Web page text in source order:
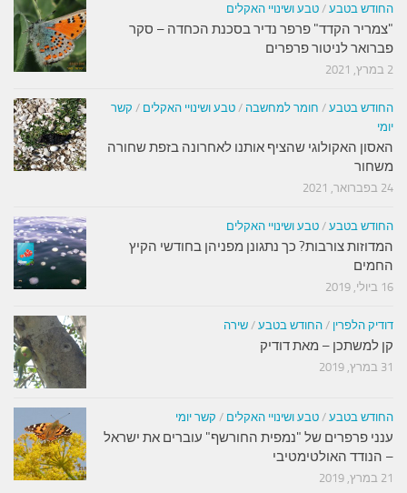
החודש בטבע / טבע ושינויי האקלים
"צמריר הקדד" פרפר נדיר בסכנת הכחדה – סקר
פברואר לניטור פרפרים
2 במרץ, 2021
החודש בטבע / חומר למחשבה / טבע ושינויי האקלים / קשר
יומי
האסון האקולוגי שהציף אותנו לאחרונה בזפת שחורה
משחור
24 בפברואר, 2021
החודש בטבע / טבע ושינויי האקלים
המדוזות צורבות? כך נתגונן מפניהן בחודשי הקיץ
החמים
16 ביולי, 2019
דודיק הלפרין / החודש בטבע / שירה
קן למשתכן – מאת דודיק
31 במרץ, 2019
החודש בטבע / טבע ושינויי האקלים / קשר יומי
ענני פרפרים של "נמפית החורשף" עוברים את ישראל
– הנודד האולטימטיבי
21 במרץ, 2019